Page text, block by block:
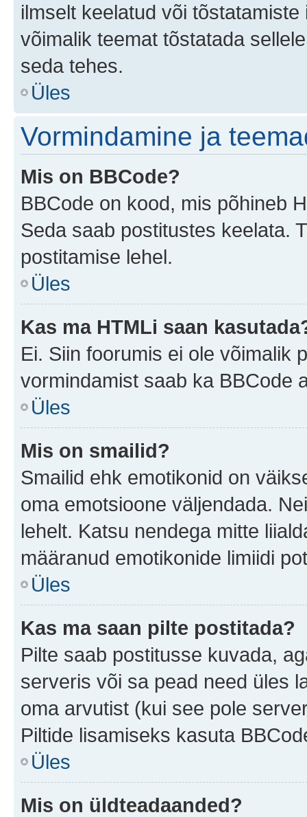
ilmselt keelatud või
võimalik teemat tõstatada
seda tehes.
Üles
Vormindamine ja
Mis on BBCode?
BBCode on kood, mis põhineb
Seda saab postitustes keelata.
postitamise lehel.
Üles
Kas ma HTMLi saan
Ei. Siin foorumis ei ole võimalik
vormindamist saab ka BBCode
Üles
Mis on smailid?
Smailid ehk emotikonid on
oma emotsioone väljendada.
lehelt. Katsu nendega mitte
määranud emotikonide limiidi
Üles
Kas ma saan pilte postitada?
Pilte saab postitusse kuvada,
serveris või sa pead need üles
oma arvutist (kui see pole
Piltide lisamiseks kasuta
Üles
Mis on üldteadaanded?